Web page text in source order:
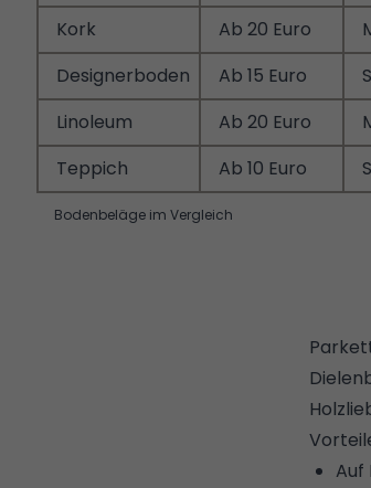
Kork
Ab 20 Euro
Designerboden
Ab 15 Euro
Linoleum
Ab 20 Euro
Teppich
Ab 10 Euro
Bodenbeläge im Vergleich
Auf